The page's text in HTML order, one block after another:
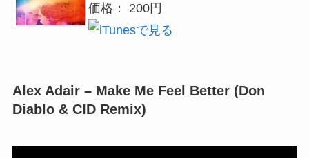
価格： 200円
Alex Adair – Make Me Feel Better (Don
Diablo & CID Remix)